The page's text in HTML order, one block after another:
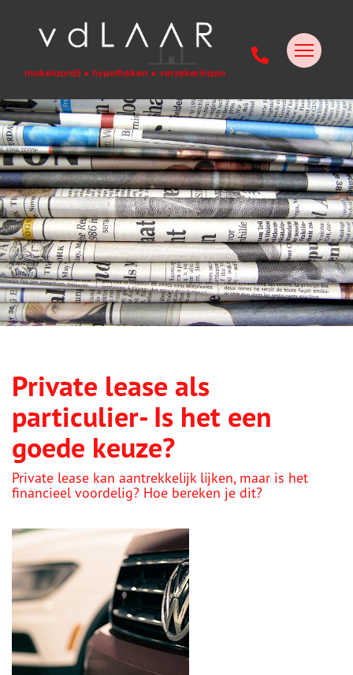
Private lease als
particulier- Is het een
goede keuze?
Private lease kan aantrekkelijk lijken, maar is het
financieel voordelig? Hoe bereken je dit?